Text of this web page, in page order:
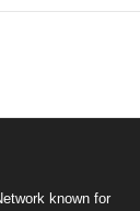
known for